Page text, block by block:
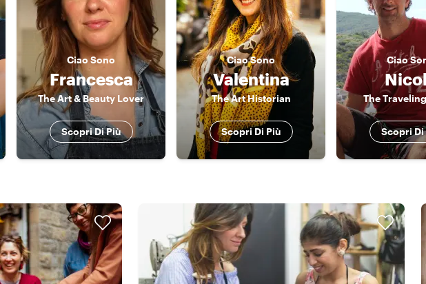
CiaoSono
Francesca
The Art & Beauty Lover
Scopri Di Più
CiaoSono
Valentina
The Art Historian
Scopri Di Più
Ciao
The
Scopri Di